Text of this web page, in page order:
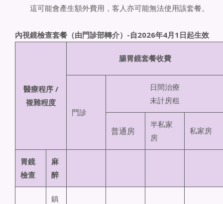
這可能會產生額外費用，客人亦可能無法使用該套餐。
內視鏡檢查套餐（由門診部轉介） -自2026年4月1日起生效
醫療程序 /
複雜程度
腸胃鏡套餐收費
門診
日間治療
未計房租
普通房
半私家
房
私家房
胃鏡
檢查
麻
醉
鎮